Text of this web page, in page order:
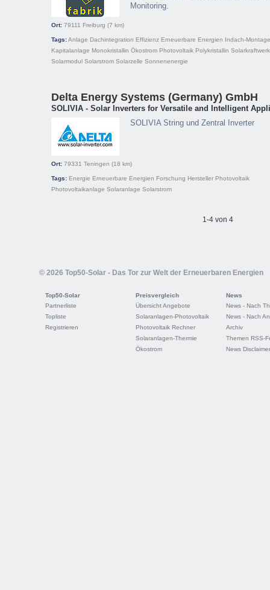
Monitoring.
Ort: 79111 Freiburg (7 km)
Tags:Anlage Dachintegration Effizienz Erneuerbare Energien Indach-Montage
Kapitalanlage Monokristallin Ökostrom Photovoltaik Polykristallin
Solarmodul Solarstrom Solarzelle Sonnenenergie
Delta Energy Systems (Germany) GmbH
SOLIVIA - Solar Inverters for Versatile and Intelligent
SOLIVIA String und Zentral Inverter
Ort: 79331 Teningen (18 km)
Tags: Energie Erneuerbare Energien Forschung Hersteller Photovoltaik
Photovoltaikanlage Solaranlage Solarstrom
1-4 von 4
© 2026 Top50-Solar - Das Tor zur Welt der Erneuerbaren Energien
Top50-Solar
Partnerliste
Topliste
Registrieren
Preisvergleich
Übersicht Angebote
Solaranlagen-Photovoltaik
Photovoltaik Rechner
Solaranlagen-Thermie
Ökostrom
News
News - Nach
News - Nach
Archiv
Themen RSS-
News Disclaimer